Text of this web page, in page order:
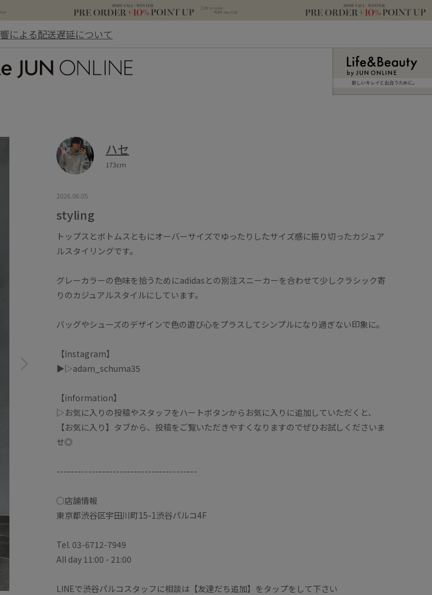
による配送遅延について
新しいキレイと出合うために。
ハセ
173cm
2026.06.05
styling
トップスとボトムスともにオーバーサイズでゆったりしたサイズ感に振り切ったカジュア
ルスタイリングです。
グレーカラーの色味を拾うためにadidasとの別注スニーカーを合わせて少しクラシック寄
りのカジュアルスタイルにしています。
バッグやシューズのデザインで色の遊び心をプラスしてシンプルになり過ぎない印象に。
【Instagram】
▶︎▷adam_schuma35
【information】
▷お気に入りの投稿やスタッフをハートボタンからお気に入りに追加していただくと、
【お気に入り】タブから、投稿をご覧いただきやすくなりますのでぜひお試しくださいま
せ◎
----------------------------------------
○店舗情報
東京都渋谷区宇田川町15-1渋谷パルコ4F
Tel. 03-6712-7949
All day 11:00 - 21:00
LINEで渋谷パルコスタッフに相談は【友達だち追加】をタップをして下さい